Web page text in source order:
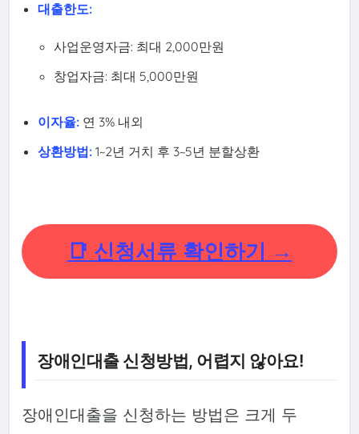
대출한도:
사업운영자금: 최대 2,000만원
창업자금: 최대 5,000만원
이자율: 연 3% 내외
상환방법: 1~2년 거치 후 3~5년 분할상환
📑 신청서류 확인하기 →
장애인대출 신청방법, 어렵지 않아요!
장애인대출을 신청하는 방법은 크게 두